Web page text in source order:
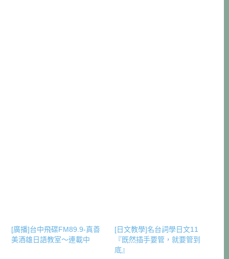
[廣播]台中飛碟FM89.9-真善
美酒雄日語教室～連載中
[日文教學]名台詞學日文11
『既然插手要管，就要管到
底』